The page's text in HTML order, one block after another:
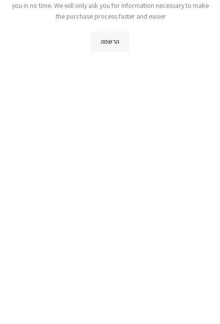
you in no time. We will only ask you for information necessary to make
the purchase process faster and easier.
הרשמה